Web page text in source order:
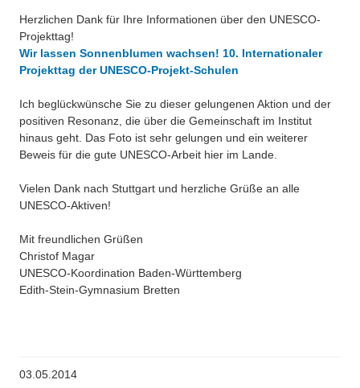
Herzlichen Dank für Ihre Informationen über den UNESCO-
Projekttag!
Wir lassen Sonnenblumen wachsen! 10. Internationaler
Projekttag der UNESCO-Projekt-Schulen
Ich beglückwünsche Sie zu dieser gelungenen Aktion und der
positiven Resonanz, die über die Gemeinschaft im Institut
hinaus geht. Das Foto ist sehr gelungen und ein weiterer
Beweis für die gute UNESCO-Arbeit hier im Lande.
Vielen Dank nach Stuttgart und herzliche Grüße an alle
UNESCO-Aktiven!
Mit freundlichen Grüßen
Christof Magar
UNESCO-Koordination Baden-Württemberg
Edith-Stein-Gymnasium Bretten
03.05.2014